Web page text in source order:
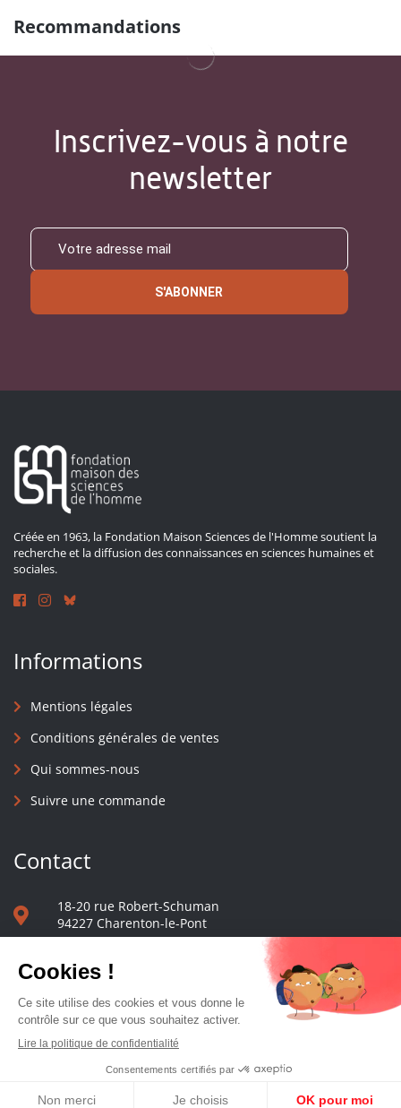
Recommandations
Inscrivez-vous à notre
newsletter
S'ABONNER
Créée en 1963, la Fondation Maison Sciences de l'Homme soutient la
recherche et la diffusion des connaissances en sciences humaines et
sociales.
Informations
Mentions légales
Conditions générales de ventes
Qui sommes-nous
Suivre une commande
Contact
18-20 rue Robert-Schuman
94227 Charenton-le-Pont